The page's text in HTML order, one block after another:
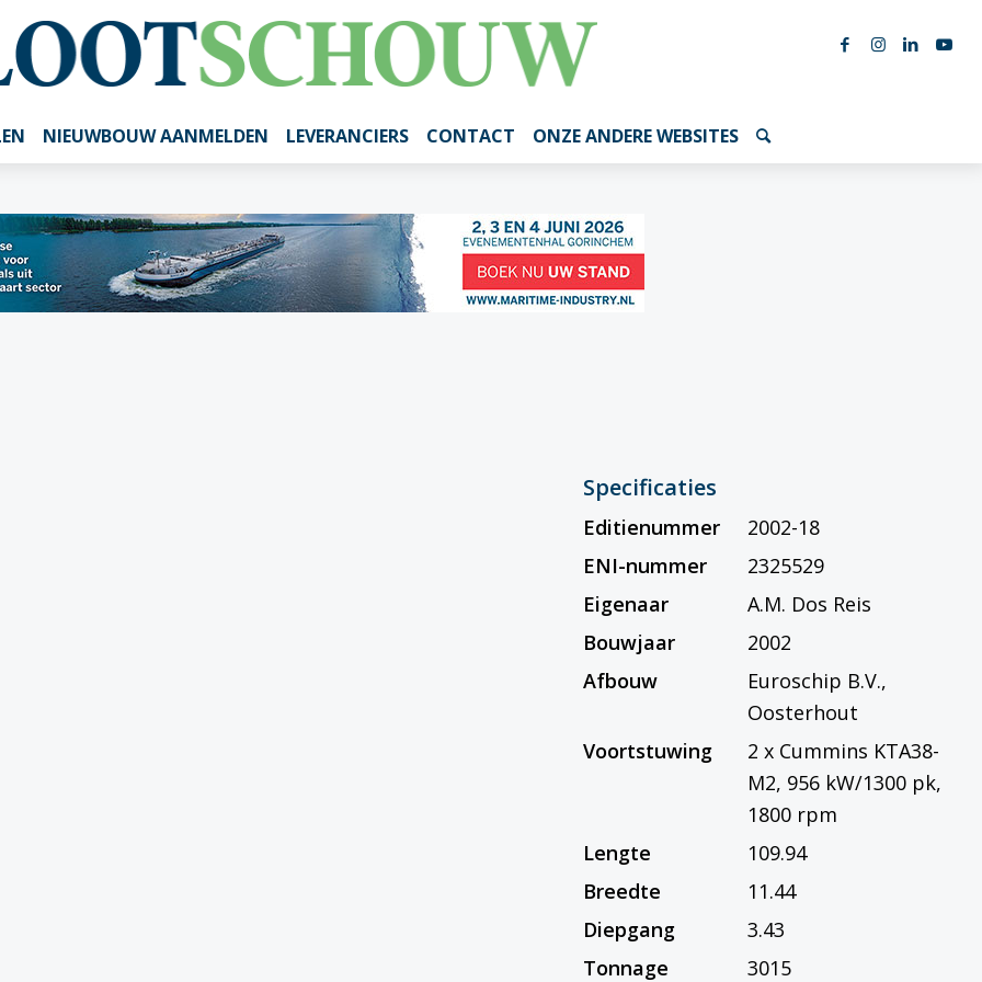
NIEUWBOUW AANMELDEN LEVERANCIERS CONTACT ONZE ANDERE WEBSITES
Specificaties
Editienummer
2002-18
ENI-nummer
2325529
Eigenaar
A.M. Dos Reis
Bouwjaar
2002
Afbouw
Euroschip B.V.,
Oosterhout
Voortstuwing
2 x Cummins KTA38-
M2, 956 kW/1300 pk,
1800 rpm
Lengte
109.94
Breedte
11.44
Diepgang
3.43
Tonnage
3015